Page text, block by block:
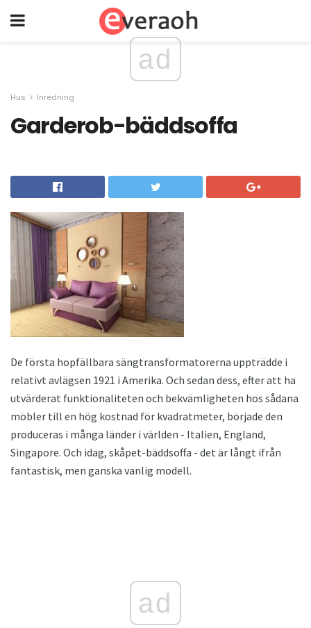
ad
Hus Inredning
Garderob-bäddsoffa
De första hopfällbara sängtransformatorerna uppträdde i
relativt avlägsen 1921 i Amerika. Och sedan dess, efter att ha
utvärderat funktionaliteten och bekvämligheten hos sådana
möbler till en hög kostnad för kvadratmeter, började den
produceras i många länder i världen - Italien, England,
Singapore. Och idag, skåpet-bäddsoffa - det är långt ifrån
fantastisk, men ganska vanlig modell.
ad